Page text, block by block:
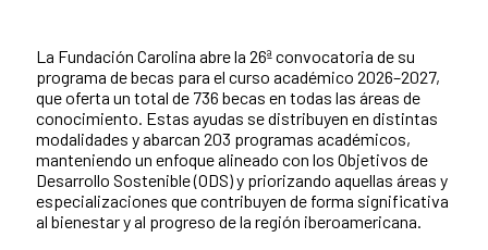
La Fundación Carolina abre la 26ª convocatoria de su
programa de becas para el curso académico 2026–2027,
que oferta un total de 736 becas en todas las áreas de
conocimiento. Estas ayudas se distribuyen en distintas
modalidades y abarcan 203 programas académicos,
manteniendo un enfoque alineado con los Objetivos de
Desarrollo Sostenible (ODS) y priorizando aquellas áreas y
especializaciones que contribuyen de forma significativa
al bienestar y al progreso de la región iberoamericana.